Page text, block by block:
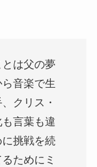
とは父の夢
音楽で生
クリス・
言葉も違
挑戦を続
ためにミ